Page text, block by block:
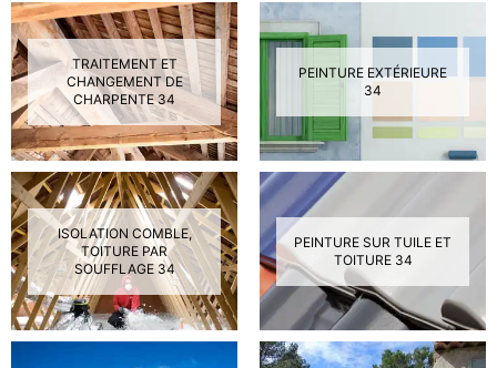
TRAITEMENT ET
CHANGEMENT DE
CHARPENTE 34
PEINTURE EXTÉRIEURE
34
ISOLATION COMBLE,
TOITURE PAR
SOUFFLAGE 34
PEINTURE SUR TUILE ET
TOITURE 34